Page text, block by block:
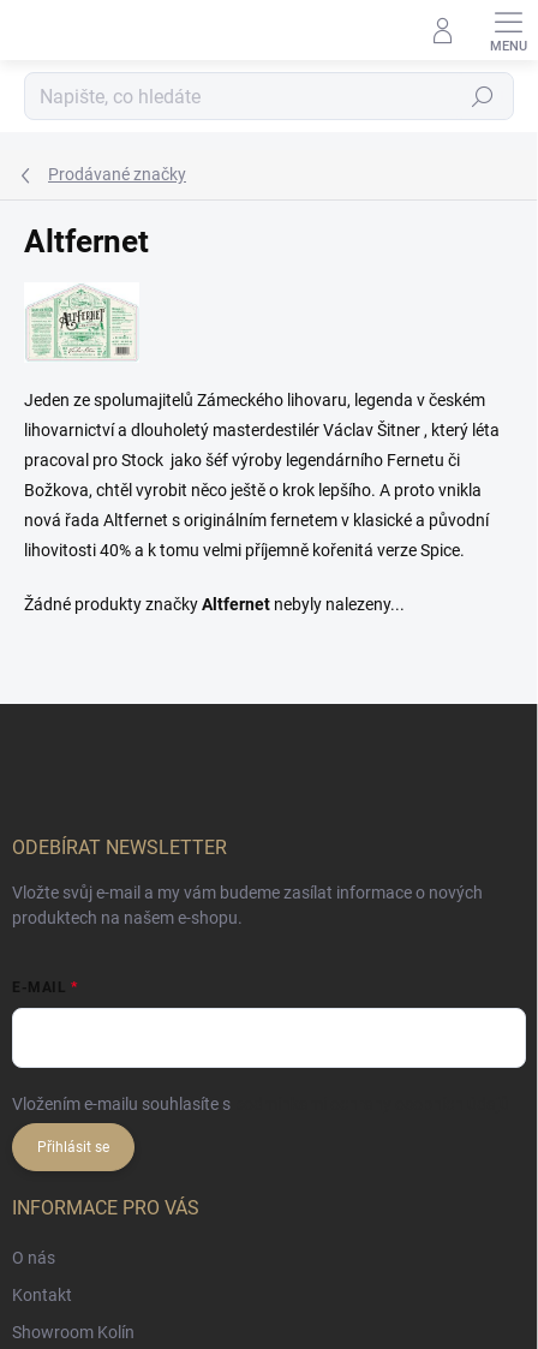
Hledat
Prodávané značky
Altfernet
Jeden ze spolumajitelů Zámeckého lihovaru, legenda v českém
lihovarnictví a dlouholetý masterdestilér Václav Šitner , který léta
pracoval pro Stock jako šéf výroby legendárního Fernetu či
Božkova, chtěl vyrobit něco ještě o krok lepšího. A proto vnikla
nová řada Altfernet s originálním fernetem v klasické a původní
lihovitosti 40% a k tomu velmi příjemně kořenitá verze Spice.
Žádné produkty značkyAltfernet nebyly nalezeny...
ODEBÍRAT NEWSLETTER
Vložte svůj e-mail a my vám budeme zasílat informace o nových
produktech na našem e-shopu.
E-MAIL
Vložením e-mailu souhlasíte s
Přihlásit se
INFORMACE PRO VÁS
O nás
Kontakt
Showroom Kolín